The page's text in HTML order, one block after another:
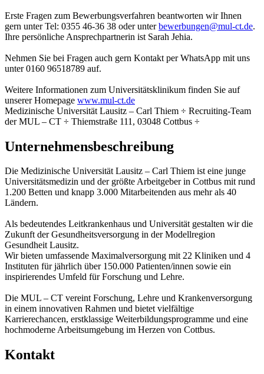
Erste Fragen zum Bewerbungsverfahren beantworten wir Ihnen
gern unter Tel: 0355 46-36 38 oder unterbewerbungen@mul-ct.de.
Ihre persönliche Ansprechpartnerin ist Sarah Jehia.
Nehmen Sie bei Fragen auch gern Kontakt per WhatsApp mit uns
unter 0160 96518789 auf.
Weitere Informationen zum Universitätsklinikum finden Sie auf
unserer Homepage www.mul-ct.de
Medizinische Universität Lausitz – Carl Thiem ÷ Recruiting-Team
der MUL – CT ÷ Thiemstraße 111, 03048 Cottbus ÷
Unternehmensbeschreibung
Die Medizinische Universität Lausitz – Carl Thiem ist eine junge
Universitätsmedizin und der größte Arbeitgeber in Cottbus mit rund
1.200 Betten und knapp 3.000 Mitarbeitenden aus mehr als 40
Ländern.
Als bedeutendes Leitkrankenhaus und Universität gestalten wir die
Zukunft der Gesundheitsversorgung in der Modellregion
Gesundheit Lausitz.
Wir bieten umfassende Maximalversorgung mit 22 Kliniken und 4
Instituten für jährlich über 150.000 Patienten/innen sowie ein
inspirierendes Umfeld für Forschung und Lehre.
Die MUL – CT vereint Forschung, Lehre und Krankenversorgung
in einem innovativen Rahmen und bietet vielfältige
Karrierechancen, erstklassige Weiterbildungsprogramme und eine
hochmoderne Arbeitsumgebung im Herzen von Cottbus.
Kontakt